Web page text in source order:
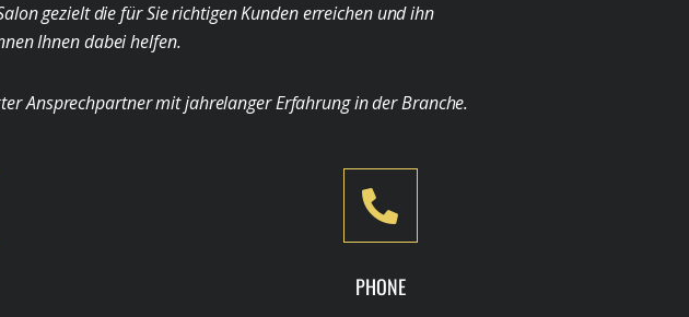
gezielt die für Sie richtigen Kunden erreichen und ihn
Ihnen dabei helfen.
Ansprechpartner mit jahrelanger Erfahrung in der Branche.
PHONE